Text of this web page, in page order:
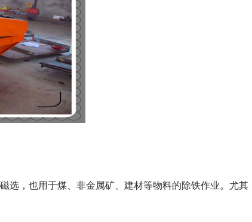
选，也用于煤、非金属矿、建材等物料的除铁作业。尤其